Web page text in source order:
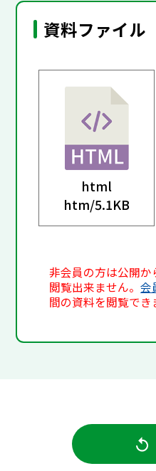
資料ファイル
html
htm/5.1KB
非会員の方は公開
閲覧出来ません。会
間の資料を閲覧でき